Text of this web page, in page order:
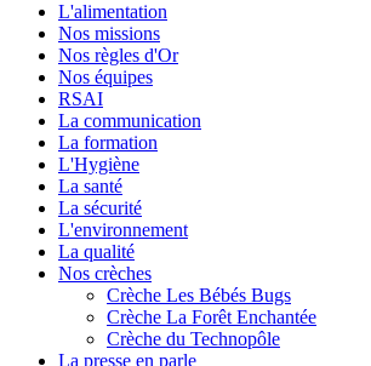
L'alimentation
Nos missions
Nos règles d'Or
Nos équipes
RSAI
La communication
La formation
L'Hygiène
La santé
La sécurité
L'environnement
La qualité
Nos crèches
Crèche Les Bébés Bugs
Crèche La Forêt Enchantée
Crèche du Technopôle
La presse en parle